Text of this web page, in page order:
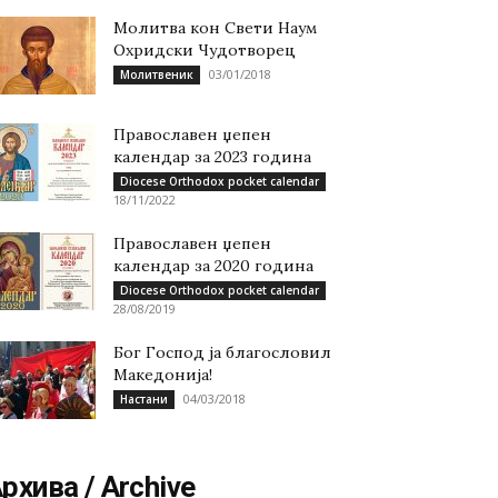
Молитва кон Свети Наум
Охридски Чудотворец
Молитвеник 03/01/2018
Православен џепен
календар за 2023 година
Diocese Orthodox pocket calendar
18/11/2022
Православен џепен
календар за 2020 година
Diocese Orthodox pocket calendar
28/08/2019
Бог Господ ја благословил
Македонија!
Настани 04/03/2018
/ Archive